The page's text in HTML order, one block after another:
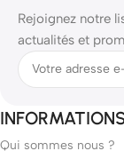
Rejoignez notre
actualités et
Qui sommes nous ?